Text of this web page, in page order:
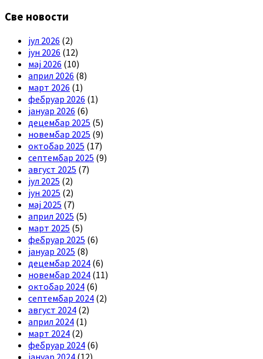
Све новости
јул 2026 (2)
јун 2026 (12)
мај 2026 (10)
април 2026 (8)
март 2026 (1)
фебруар 2026 (1)
јануар 2026 (6)
децембар 2025 (5)
новембар 2025 (9)
октобар 2025 (17)
септембар 2025 (9)
август 2025 (7)
јул 2025 (2)
јун 2025 (2)
мај 2025 (7)
април 2025 (5)
март 2025 (5)
фебруар 2025 (6)
јануар 2025 (8)
децембар 2024 (6)
новембар 2024 (11)
октобар 2024 (6)
септембар 2024 (2)
август 2024 (2)
април 2024 (1)
март 2024 (2)
фебруар 2024 (6)